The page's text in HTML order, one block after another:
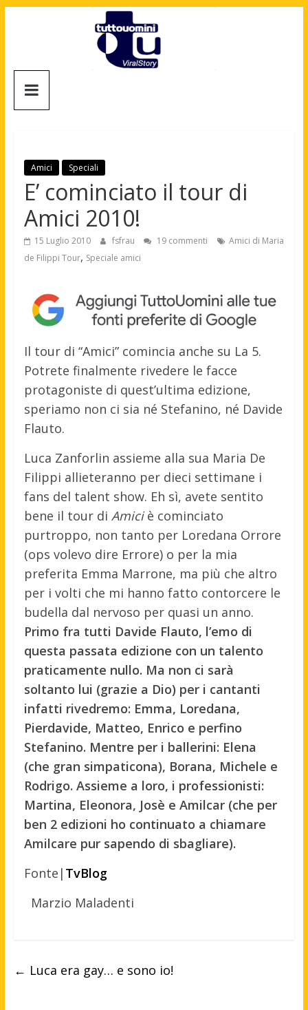
Tuttouomini
Motori,
gay
news
moda
maschile
Amici Speciali
E’ cominciato il tour di
Amici 2010!
15 Luglio 2010 fsfrau 19 commenti
Amici di Maria
de Filippi Tour, Speciale amici
Il tour di “Amici” comincia anche su La 5.
Potrete finalmente rivedere le facce
protagoniste di quest’ultima edizione,
speriamo non ci sia né Stefanino, né Davide
Flauto.
Luca Zanforlin assieme alla sua Maria De
Filippi allieteranno per dieci settimane i
fans del talent show. Eh sì, avete sentito
bene il tour di Amiciè cominciato
purtroppo, non tanto per Loredana Orrore
(ops volevo dire Errore) o per la mia
preferita Emma Marrone, ma più che altro
per i volti che mi hanno fatto contorcere le
budella dal nervoso per quasi un anno.
Primo fra tutti Davide Flauto, l’emo di
questa passata edizione con un talento
praticamente nullo. Ma non ci sarà
soltanto lui (grazie a Dio) per i cantanti
infatti rivedremo: Emma, Loredana,
Pierdavide, Matteo, Enrico e perfino
Stefanino. Mentre per i ballerini: Elena
(che gran simpaticona), Borana, Michele e
Rodrigo. Assieme a loro, i professionisti:
Martina, Eleonora, Josè e Amilcar (che per
ben 2 edizioni ho continuato a chiamare
Amilcare pur sapendo di sbagliare).
Fonte| TvBlog
Marzio Maladenti
← Luca era gay… e sono io!